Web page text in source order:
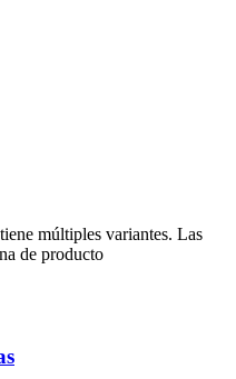
múltiples variantes. Las
de producto